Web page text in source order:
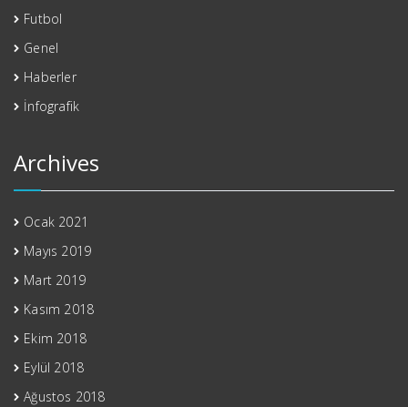
Futbol
Genel
Haberler
İnfografik
Archives
Ocak 2021
Mayıs 2019
Mart 2019
Kasım 2018
Ekim 2018
Eylül 2018
Ağustos 2018